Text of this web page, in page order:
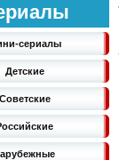
сериалы
Детские
Советские